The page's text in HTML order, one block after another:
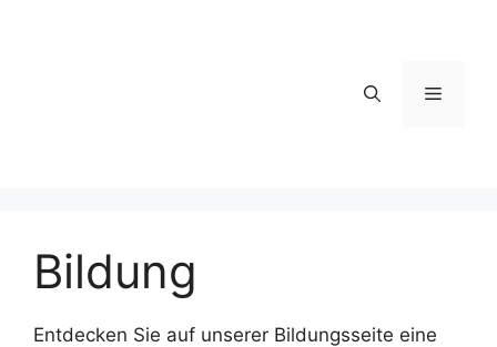
Menü
Bildung
Entdecken Sie auf unserer Bildungsseite eine